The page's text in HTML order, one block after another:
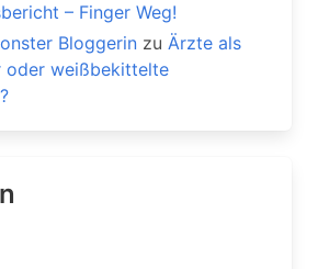
– Finger Weg!
Bloggerin zu Ärzte als
oder weißbekittelte